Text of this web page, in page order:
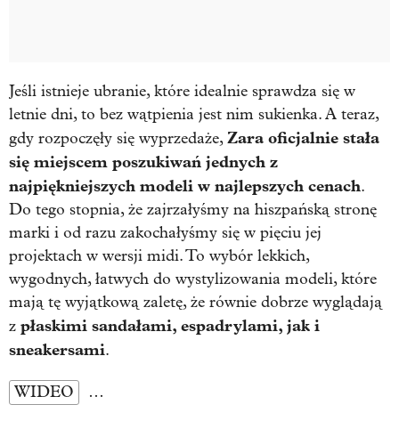
Jeśli istnieje ubranie, które idealnie sprawdza się w
letnie dni, to bez wątpienia jest nim sukienka. A teraz,
gdy rozpoczęły się wyprzedaże,Zara oficjalnie stała
się miejscem poszukiwań jednych z
najpiękniejszych modeli w najlepszych cenach.
Do tego stopnia, że zajrzałyśmy na hiszpańską stronę
marki i od razu zakochałyśmy się w pięciu jej
projektach w wersji midi. To wybór lekkich,
wygodnych, łatwych do wystylizowania modeli, które
mają tę wyjątkową zaletę, że równie dobrze wyglądają
z płaskimi sandałami, espadrylami, jak i
sneakersami.
WIDEO …